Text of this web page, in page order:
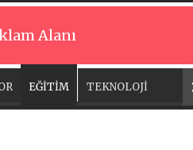
Alanı
EĞİTİM TEKNOLOJİ